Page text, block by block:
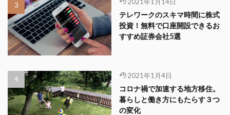
2021年1月14日
テレワークのスキマ時間に株式
投資！無料で口座開設できるお
すすめ証券会社5選
2021年1月4日
コロナ禍で加速する地方移住。
暮らしと働き方にもたらす３つ
の変化